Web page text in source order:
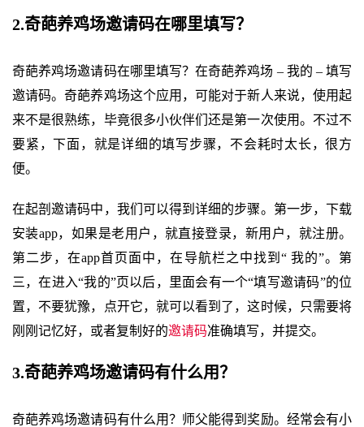
2.奇葩养鸡场邀请码在哪里填写？
奇葩养鸡场邀请码在哪里填写？在奇葩养鸡场 – 我的 – 填写
邀请码。奇葩养鸡场这个应用，可能对于新人来说，使用起
来不是很熟练，毕竟很多小伙伴们还是第一次使用。不过不
要紧，下面，就是详细的填写步骤，不会耗时太长，很方
便。
在起剖邀请码中，我们可以得到详细的步骤。第一步，下载
安装app，如果是老用户，就直接登录，新用户，就注册。
第二步，在app首页面中，在导航栏之中找到“ 我的”。第
三，在进入“我的”页以后，里面会有一个“填写邀请码”的位
置，不要犹豫，点开它，就可以看到了，这时候，只需要将
刚刚记忆好，或者复制好的邀请码准确填写，并提交。
3.奇葩养鸡场邀请码有什么用？
奇葩养鸡场邀请码有什么用？师父能得到奖励。经常会有小